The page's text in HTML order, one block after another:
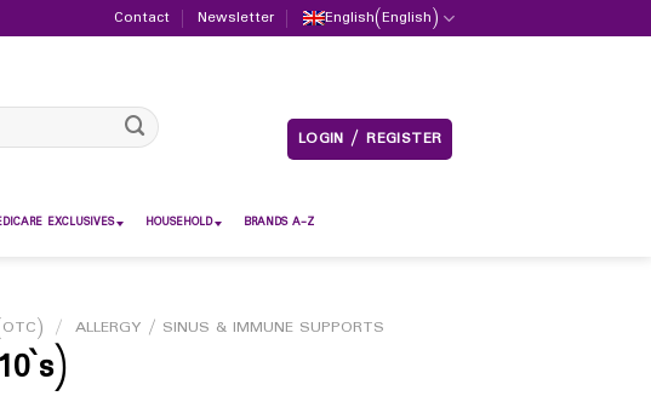
Contact Newsletter English(English)
LOGIN / REGISTER
EXCLUSIVES HOUSEHOLD BRANDS A-Z
/ ALLERGY / SINUS & IMMUNE SUPPORTS